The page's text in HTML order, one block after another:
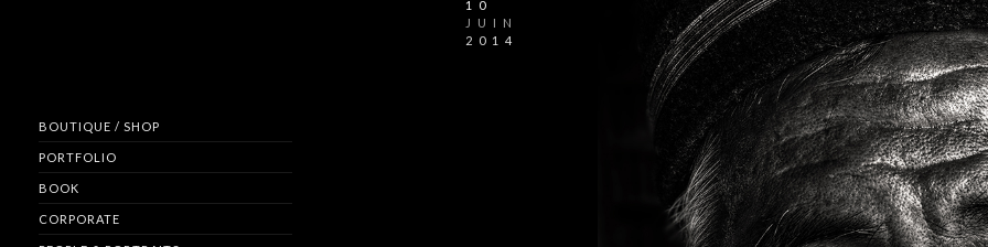
BOUTIQUE / SHOP
PORTFOLIO
BOOK
CORPORATE
10
JUIN
2014